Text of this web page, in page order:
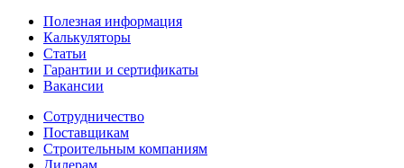
Полезная информация
Калькуляторы
Статьи
Гарантии и сертификаты
Вакансии
Сотрудничество
Поставщикам
Строительным компаниям